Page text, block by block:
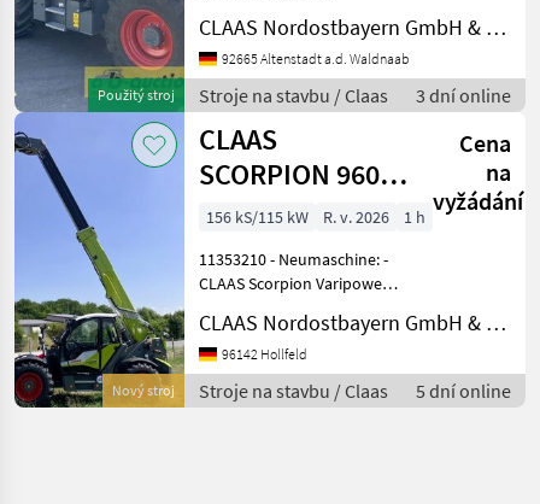
Použitý stroj
19.08.2026 auf ab-
auction.com versteigert: -
CLAAS Scorpion 738
Varipower2 - Baujahr: 2025
Technikj
CLAAS Nordostbayern GmbH & Co. KG, Altenstadt
92665 Altenstadt a.d. Waldnaab
Stroje na stavbu / Claas 3 dní online
Nový stroj
CLAAS
SCORPION 960
VARIPOWER 2 +
Cena
na
vyžádání
156 kS/115 kW R. v. 2026
1 h
11353210 - Neumaschine: -
CLAAS Scorpion Varipower2
Technikjahr: 2026 -
Betriebsstunden: ca. 5 h -
Teleskoplader mit 8, 79m
Aushubhöhe und 6.000k
CLAAS Nordostbayern GmbH & Co. KG, Hollfeld
96142 Hollfeld
Stroje na stavbu / Claas 5 dní online